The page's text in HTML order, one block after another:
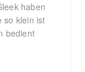
haben
so klein ist
bedient